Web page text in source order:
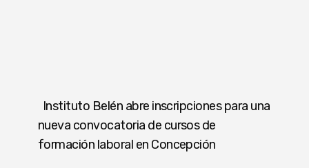
Instituto Belén abre inscripciones para una
nueva convocatoria de cursos de
formación laboral en Concepción